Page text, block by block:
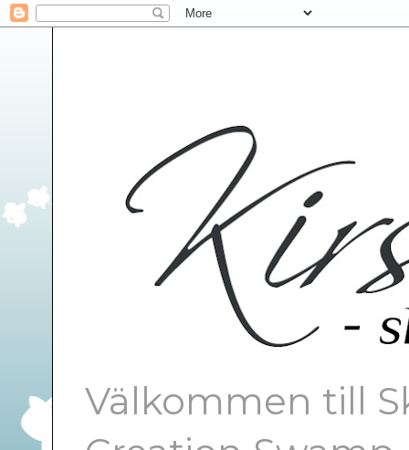
Välkommen till